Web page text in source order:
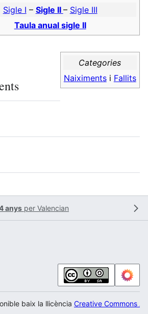
Sigle I – Sigle II – Sigle III
Taula anual sigle II
Categories
Naiximentsi Fallits
anys per Valencian
baix la llicència Creative Commons